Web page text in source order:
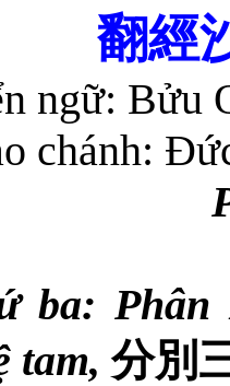
翻經
ngữ: Bửu
chánh:
ba:
tam, 分別